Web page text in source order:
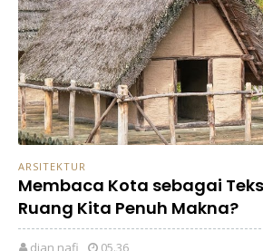
ARSITEKTUR
Membaca Kota sebagai
Ruang Kita Penuh Makna?
dian nafi 05.36